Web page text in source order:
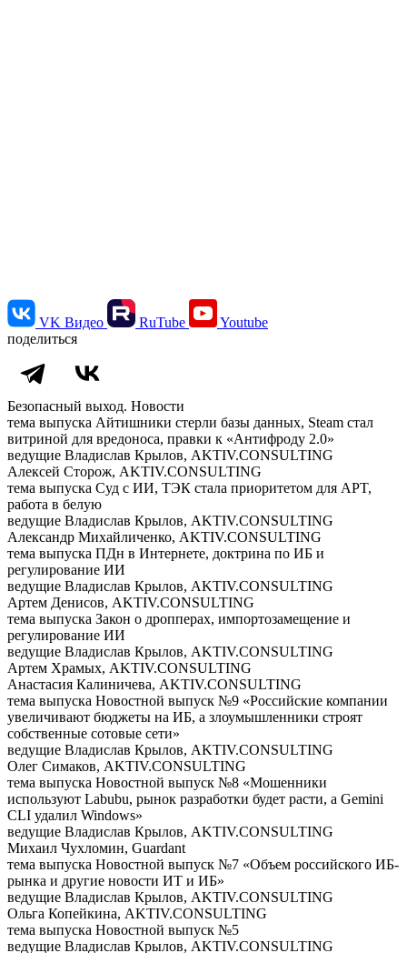
VK Видео RuTube
Youtube
поделиться
Безопасный выход. Новости
тема выпуска Айтишники стерли базы данных, Steam стал
витриной для вредоноса, правки к «Антифроду 2.0»
ведущие Владислав Крылов, AKTIV.CONSULTING
Алексей Сторож, AKTIV.CONSULTING
тема выпуска Суд с ИИ, ТЭК стала приоритетом для APT,
работа в белую
ведущие Владислав Крылов, AKTIV.CONSULTING
Александр Михайличенко, AKTIV.CONSULTING
тема выпуска ПДн в Интернете, доктрина по ИБ и
регулирование ИИ
ведущие Владислав Крылов, AKTIV.CONSULTING
Артем Денисов, AKTIV.CONSULTING
тема выпуска Закон о дропперах, импортозамещение и
регулирование ИИ
ведущие Владислав Крылов, AKTIV.CONSULTING
Артем Храмых, AKTIV.CONSULTING
Анастасия Калиничева, AKTIV.CONSULTING
тема выпуска Новостной выпуск №9 «Российские компании
увеличивают бюджеты на ИБ, а злоумышленники строят
собственные сотовые сети»
ведущие Владислав Крылов, AKTIV.CONSULTING
Олег Симаков, AKTIV.CONSULTING
тема выпуска Новостной выпуск №8 «Мошенники
используют Labubu, рынок разработки будет расти, а Gemini
CLI удалил Windows»
ведущие Владислав Крылов, AKTIV.CONSULTING
Михаил Чухломин, Guardant
тема выпуска Новостной выпуск №7 «Объем российского ИБ-
рынка и другие новости ИТ и ИБ»
ведущие Владислав Крылов, AKTIV.CONSULTING
Ольга Копейкина, AKTIV.CONSULTING
тема выпуска Новостной выпуск №5
ведущие Владислав Крылов, AKTIV.CONSULTING